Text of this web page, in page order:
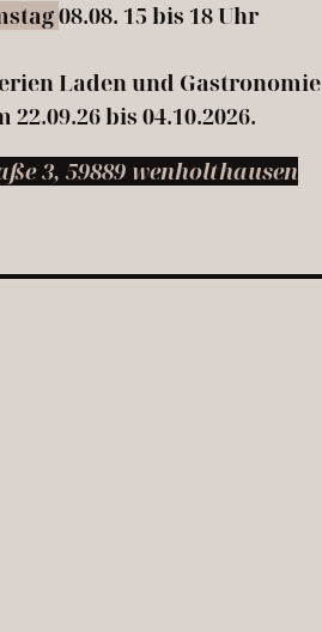
08.08. 15 bis 18 Uhr
Laden und Gastronomie
22.09.26 bis 04.10.2026.
3, 59889 wenholthausen